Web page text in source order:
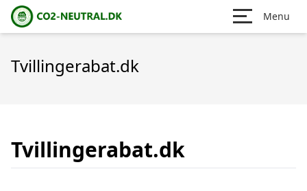
Menu
Tvillingerabat.dk
Tvillingerabat.dk